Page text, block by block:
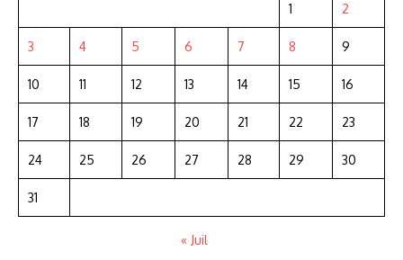
1 2
3 4 5 6 7 8 9
10 11 12 13 14 15 16
17 18 19 20 21 22 23
24 25 26 27 28 29 30
31
« Juil